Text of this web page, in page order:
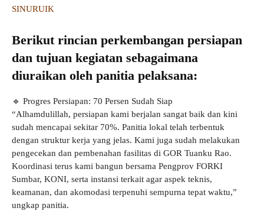
SINURUIK
Berikut rincian perkembangan persiapan
dan tujuan kegiatan sebagaimana
diuraikan oleh panitia pelaksana:
🔹 Progres Persiapan: 70 Persen Sudah Siap
“Alhamdulillah, persiapan kami berjalan sangat baik dan kini
sudah mencapai sekitar 70%. Panitia lokal telah terbentuk
dengan struktur kerja yang jelas. Kami juga sudah melakukan
pengecekan dan pembenahan fasilitas di GOR Tuanku Rao.
Koordinasi terus kami bangun bersama Pengprov FORKI
Sumbar, KONI, serta instansi terkait agar aspek teknis,
keamanan, dan akomodasi terpenuhi sempurna tepat waktu,”
ungkap panitia.